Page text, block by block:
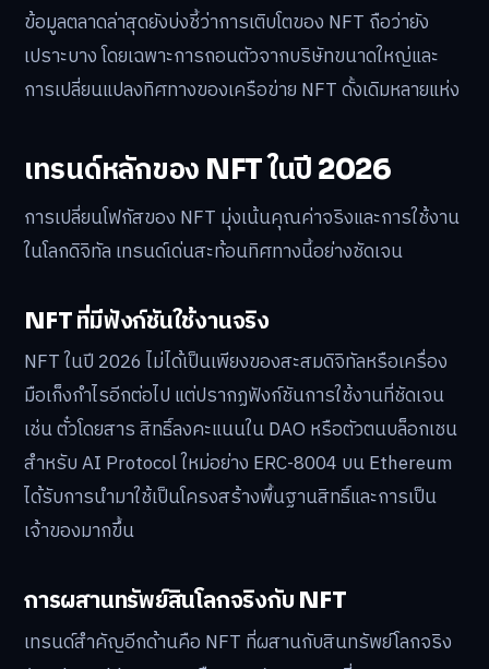
ข้อมูลตลาดล่าสุดยังบ่งชี้ว่าการเติบโตของ NFT ถือว่ายัง
เปราะบาง โดยเฉพาะการถอนตัวจากบริษัทขนาดใหญ่และ
การเปลี่ยนแปลงทิศทางของเครือข่าย NFT ดั้งเดิมหลายแห่ง
เทรนด์หลักของ NFT ในปี 2026
การเปลี่ยนโฟกัสของ NFT มุ่งเน้นคุณค่าจริงและการใช้งาน
ในโลกดิจิทัล เทรนด์เด่นสะท้อนทิศทางนี้อย่างชัดเจน
NFT ที่มีฟังก์ชันใช้งานจริง
NFT ในปี 2026 ไม่ได้เป็นเพียงของสะสมดิจิทัลหรือเครื่อง
มือเก็งกำไรอีกต่อไป แต่ปรากฏฟังก์ชันการใช้งานที่ชัดเจน
เช่น ตั๋วโดยสาร สิทธิ์ลงคะแนนใน DAO หรือตัวตนบล็อกเชน
สำหรับ AI Protocol ใหม่อย่าง ERC-8004 บน Ethereum
ได้รับการนำมาใช้เป็นโครงสร้างพื้นฐานสิทธิ์และการเป็น
เจ้าของมากขึ้น
การผสานทรัพย์สินโลกจริงกับ NFT
เทรนด์สำคัญอีกด้านคือ NFT ที่ผสานกับสินทรัพย์โลกจริง